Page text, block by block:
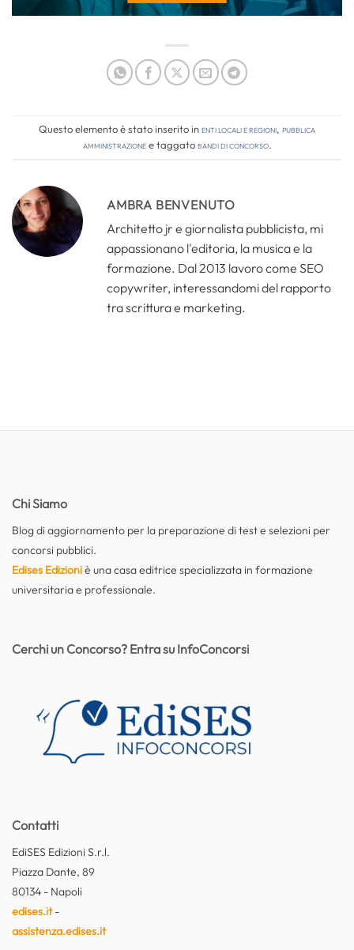
Questo elemento è stato inserito inEnti locali e regioni, Pubblica
amministrazionee taggatobandi di concorso.
AMBRA BENVENUTO
Architetto jr e giornalista pubblicista, mi
appassionano l'editoria, la musica e la
formazione. Dal 2013 lavoro come SEO
copywriter, interessandomi del rapporto
tra scrittura e marketing.
Chi Siamo
Blog di aggiornamento per la preparazione di test e selezioni per
concorsi pubblici.
Edises Edizioniè una casa editrice specializzata in formazione
universitaria e professionale.
Contatti
EdiSES Edizioni S.r.l.
Piazza Dante, 89
80134 - Napoli
edises.it-
assistenza.edises.it
Cerchi un Concorso? Entra su InfoConcorsi